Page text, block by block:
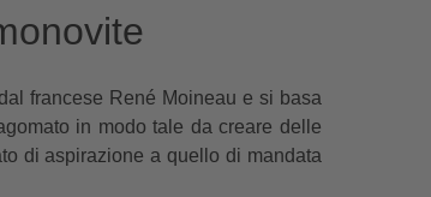
francese René Moineau e si basa
in modo tale da creare delle
di aspirazione a quello di mandata